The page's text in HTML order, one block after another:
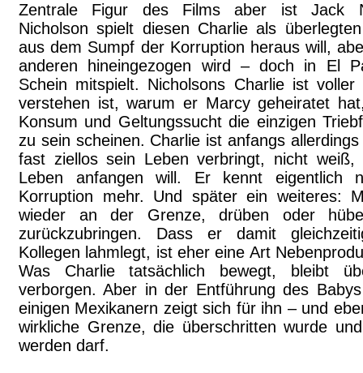
Zentrale Figur des Films aber ist Jack
Nicholson spielt diesen Charlie als
aus dem Sumpf der Korruption heraus will,
anderen hineingezogen wird – doch in El
Schein mitspielt. Nicholsons Charlie ist
verstehen ist, warum er Marcy geheiratet
Konsum und Geltungssucht die einzigen
zu sein scheinen. Charlie ist anfangs
fast ziellos sein Leben verbringt, nicht
Leben anfangen will. Er kennt eigentlich
Korruption mehr. Und später ein weiteres:
wieder an der Grenze, drüben oder
zurückzubringen. Dass er damit
Kollegen lahmlegt, ist eher eine Art
Was Charlie tatsächlich bewegt, bleibt
verborgen. Aber in der Entführung des
einigen Mexikanern zeigt sich für ihn – und
wirkliche Grenze, die überschritten wurde
werden darf.